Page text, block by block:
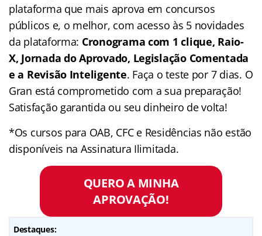
plataforma que mais aprova em concursos
públicos e, o melhor, com acesso às 5 novidades
da plataforma: Cronograma com 1 clique, Raio-
X, Jornada do Aprovado, Legislação Comentada
e a Revisão Inteligente. Faça o teste por 7 dias. O
Gran está comprometido com a sua preparação!
Satisfação garantida ou seu dinheiro de volta!
*Os cursos para OAB, CFC e Residências não estão
disponíveis na Assinatura Ilimitada.
QUERO A MINHA
APROVAÇÃO!
Destaques: